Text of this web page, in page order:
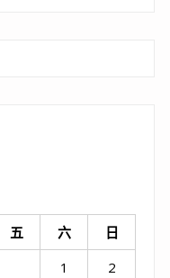
五 六
日
1
2